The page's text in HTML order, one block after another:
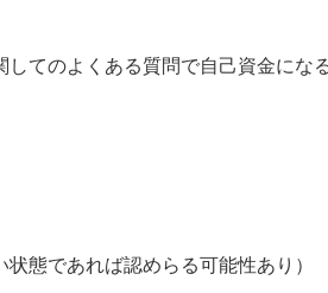
てのよくある質問で自己資金にな
態であれば認めらる可能性あり）